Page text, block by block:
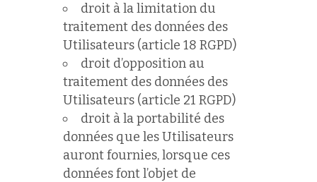
droit à la limitation du
traitement des données des
Utilisateurs (article 18 RGPD)
droit d’opposition au
traitement des données des
Utilisateurs (article 21 RGPD)
droit à la portabilité des
données que les Utilisateurs
auront fournies, lorsque ces
données font l’objet de